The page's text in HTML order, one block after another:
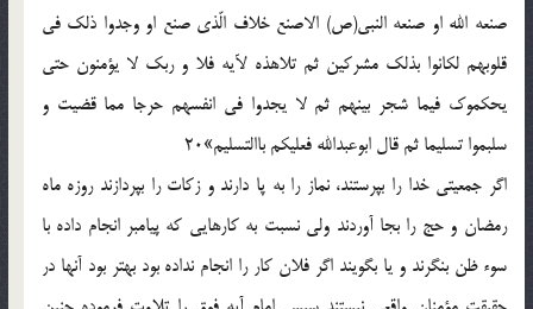
صنعه الله او صنعه النبي(ص) الاصنع خلاف الّذي صنع او وجدوا ذلک في
قلوبهم لکانوا بذلک مشرکين ثم تلاهذه لآيه فلا و ربک لا يؤمنون حتي
يحکموک فيما شجر بينهم ثم لا يجدوا في انفسهم حرجا مما قضيت و
سلبموا تسليما ثم قال ابوعبدالله فعليکم باالتسليم»20
اگر جمعيتي خدا را بپرستند، نماز را به پا دارند و زکات را بپردازند روزه ماه
رمضان و حج را بجا آوردند ولي نسبت به کارهايي که پيامبر انجام داده با
سوء ظن بنگرند و يا بگويند اگر فلان کار را انجام نداده بود بهتر بود آنها در